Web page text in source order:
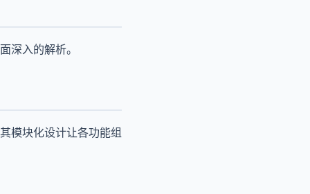
深入的解析。
模块化设计让各功能组